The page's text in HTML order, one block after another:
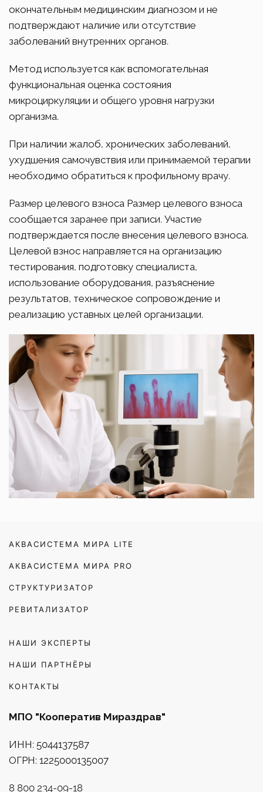
окончательным медицинским диагнозом и не
подтверждают наличие или отсутствие
заболеваний внутренних органов.
Метод используется как вспомогательная
функциональная оценка состояния
микроциркуляции и общего уровня нагрузки
организма.
При наличии жалоб, хронических заболеваний,
ухудшения самочувствия или принимаемой терапии
необходимо обратиться к профильному врачу.
Размер целевого взноса Размер целевого взноса
сообщается заранее при записи. Участие
подтверждается после внесения целевого взноса.
Целевой взнос направляется на организацию
тестирования, подготовку специалиста,
использование оборудования, разъяснение
результатов, техническое сопровождение и
реализацию уставных целей организации.
АКВАСИСТЕМА МИРА LITE
АКВАСИСТЕМА МИРА PRO
СТРУКТУРИЗАТОР
РЕВИТАЛИЗАТОР
НАШИ ЭКСПЕРТЫ
НАШИ ПАРТНЁРЫ
КОНТАКТЫ
МПО "Кооператив Мираздрав"
ИНН: 5044137587
ОГРН: 1225000135007
8 800 234-09-18